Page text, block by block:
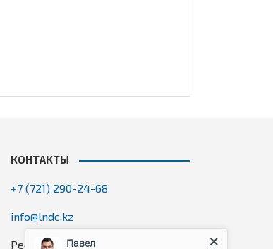
КОНТАКТЫ
+7 (721) 290-24-68
info@lndc.kz
Республика Казахстан, ЗКО, г.
Павел